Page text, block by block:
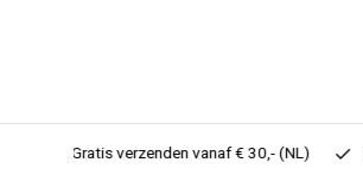
Verzendkosten € 2,95 (NL)